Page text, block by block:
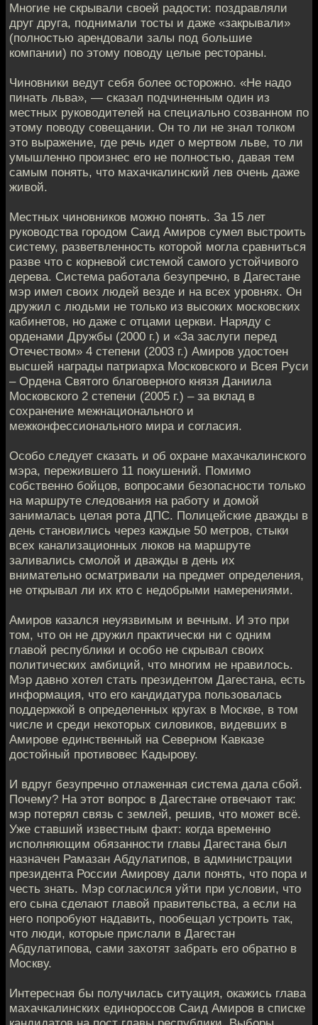
Многие не скрывали своей радости: поздравляли
друг друга, поднимали тосты и даже «закрывали»
(полностью арендовали залы под большие
компании) по этому поводу целые рестораны.
Чиновники ведут себя более осторожно. «Не надо
пинать льва», — сказал подчиненным один из
местных руководителей на специально созванном по
этому поводу совещании. Он то ли не знал толком
это выражение, где речь идет о мертвом льве, то ли
умышленно произнес его не полностью, давая тем
самым понять, что махачкалинский лев очень даже
живой.
Местных чиновников можно понять. За 15 лет
руководства городом Саид Амиров сумел выстроить
систему, разветвленность которой могла сравниться
разве что с корневой системой самого устойчивого
дерева. Система работала безупречно, в Дагестане
мэр имел своих людей везде и на всех уровнях. Он
дружил с людьми не только из высоких московских
кабинетов, но даже с отцами церкви. Наряду с
орденами Дружбы (2000 г.) и «За заслуги перед
Отечеством» 4 степени (2003 г.) Амиров удостоен
высшей награды патриарха Московского и Всея Руси
– Ордена Святого благоверного князя Даниила
Московского 2 степени (2005 г.) – за вклад в
сохранение межнационального и
межконфессионального мира и согласия.
Особо следует сказать и об охране махачкалинского
мэра, пережившего 11 покушений. Помимо
собственно бойцов, вопросами безопасности только
на маршруте следования на работу и домой
занималась целая рота ДПС. Полицейские дважды в
день становились через каждые 50 метров, стыки
всех канализационных люков на маршруте
заливались смолой и дважды в день их
внимательно осматривали на предмет определения,
не открывал ли их кто с недобрыми намерениями.
Амиров казался неуязвимым и вечным. И это при
том, что он не дружил практически ни с одним
главой республики и особо не скрывал своих
политических амбиций, что многим не нравилось.
Мэр давно хотел стать президентом Дагестана, есть
информация, что его кандидатура пользовалась
поддержкой в определенных кругах в Москве, в том
числе и среди некоторых силовиков, видевших в
Амирове единственный на Северном Кавказе
достойный противовес Кадырову.
И вдруг безупречно отлаженная система дала сбой.
Почему? На этот вопрос в Дагестане отвечают так:
мэр потерял связь с землей, решив, что может всё.
Уже ставший известным факт: когда временно
исполняющим обязанности главы Дагестана был
назначен Рамазан Абдулатипов, в администрации
президента России Амирову дали понять, что пора и
честь знать. Мэр согласился уйти при условии, что
его сына сделают главой правительства, а если на
него попробуют надавить, пообещал устроить так,
что люди, которые прислали в Дагестан
Абдулатипова, сами захотят забрать его обратно в
Москву.
Интересная бы получилась ситуация, окажись глава
махачкалинских единороссов Саид Амиров в списке